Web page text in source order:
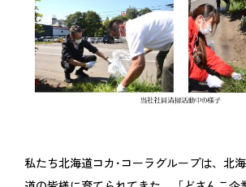
私たち北海道コカ･コーラグループは、北